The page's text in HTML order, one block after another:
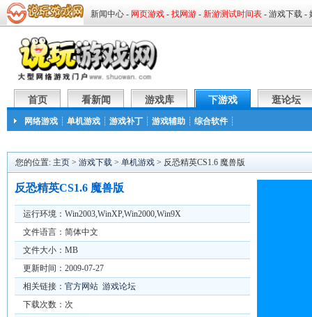
首页 看新闻 游戏库 下游戏 逛论坛
网络游戏 ┊ 单机游戏 ┊ 游戏补丁 ┊ 游戏辅助 ┊ 综合软件 ┊
您的位置: 主页 > 游戏下载 > 单机游戏 > 反恐精英CS1.6 魔兽版
反恐精英CS1.6 魔兽版
运行环境：Win2003,WinXP,Win2000,Win9X
文件语言：简体中文
文件大小：MB
更新时间：2009-07-27
相关链接： 官方网站 游戏论坛
下载次数： 次